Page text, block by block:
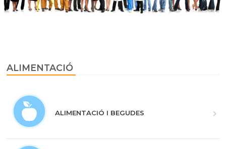
ALIMENTACIÓ
ALIMENTACIÓ I BEGUDES